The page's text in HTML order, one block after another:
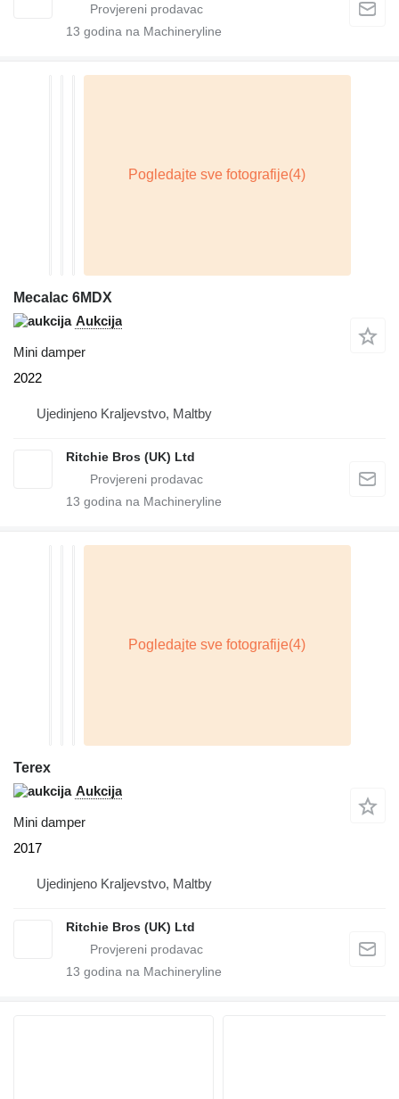
13 godina na Machineryline
Mecalac 6MDX
Aukcija
Mini damper
2022
Ujedinjeno Kraljevstvo, Maltby
Ritchie Bros (UK) Ltd
13 godina na Machineryline
Terex
Aukcija
Mini damper
2017
Ujedinjeno Kraljevstvo, Maltby
Ritchie Bros (UK) Ltd
13 godina na Machineryline